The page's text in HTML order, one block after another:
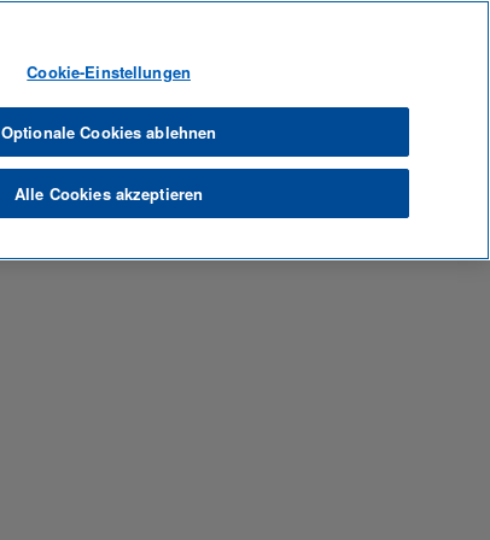
Cookie-Einstellungen
Optionale Cookies ablehnen
Alle Cookies akzeptieren